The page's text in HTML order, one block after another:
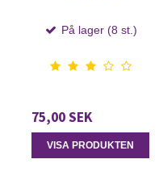
På lager (8 st.)
75,00 SEK
VISA PRODUKTEN